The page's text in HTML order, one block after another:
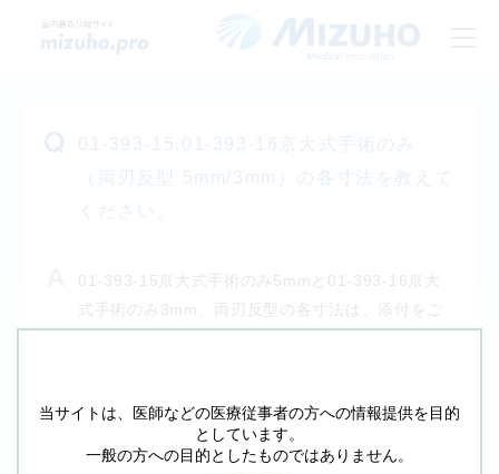
01-393-15,01-393-16京大式手術のみ
（両刃反型 5mm/3mm）の各寸法を教えて
ください。
01-393-15京大式手術のみ5mmと01-393-16京大
式手術のみ3mm、両刃反型の各寸法は、添付をご
戻る
当サイトは、医師などの医療従事者の方への情報提供を目的
としています。
一般の方への目的としたものではありません。